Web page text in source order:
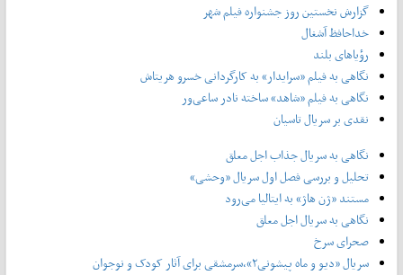
گزارش نخستین روز جشنواره فیلم شهر
خداحافظ آشغال
رؤیاهای بلند
نگاهی به فیلم «سرایدار» به کارگردانی خسرو هریتاش
نگاهی به فیلم «شاهد» ساخته نادر ساعی‌ور
نقدی بر سریال تاسیان
نگاهی به سریال جذاب اجل معلق
تحلیل و بررسی فصل اول سریال «وحشی»
مستند «ژن هاژ» به ایتالیا می‌رود
نگاهی به سریال اجل معلق
صحرای سرخ
سریال «دیو و ماه پیشونی۲»،سرمشقی برای آثار کودک و نوجوان